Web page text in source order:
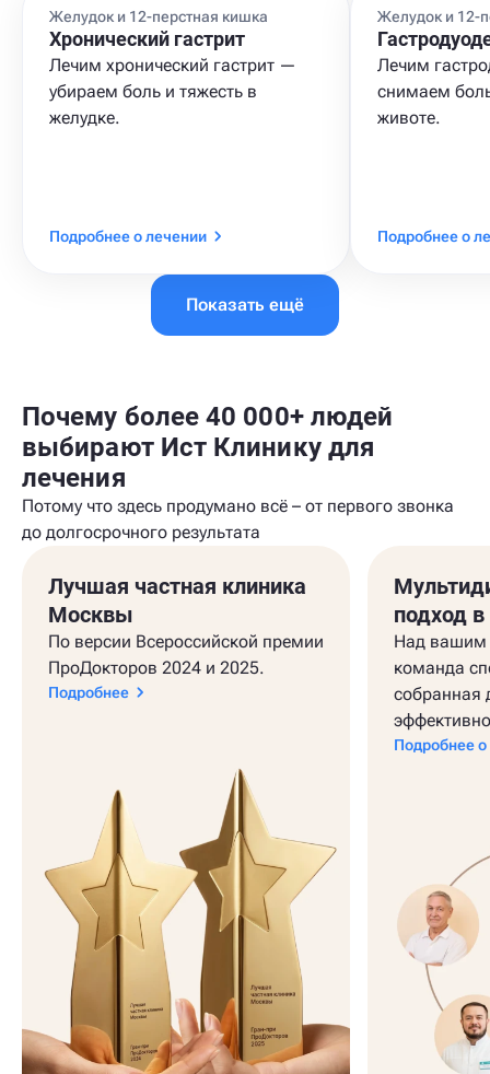
Желудок и 12-перстная кишка
Хронический гастрит
Лечим хронический гастрит —
убираем боль и тяжесть в
желудке.
Подробнее о лечении
Желудок и 12-
Лечим
снимаем
животе.
Подробнее о
Показать ещё
Почему более 40 000+ людей
выбирают Ист Клинику для
лечения
Потому что здесь продумано всё – от первого звонка
до долгосрочного результата
Лучшая частная клиника
Москвы
По версии Всероссийской премии
ПроДокторов 2024 и 2025.
Подробнее
подход
Над вашим
команда
собранная
Подробнее о